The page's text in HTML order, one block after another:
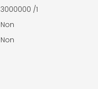
3000000 /1
Non
Non